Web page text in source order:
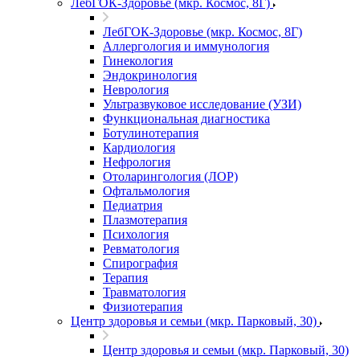
ЛебГОК-Здоровье (мкр. Космос, 8Г)
ЛебГОК-Здоровье (мкр. Космос, 8Г)
Аллергология и иммунология
Гинекология
Эндокринология
Неврология
Ультразвуковое исследование (УЗИ)
Функциональная диагностика
Ботулинотерапия
Кардиология
Нефрология
Отоларингология (ЛОР)
Офтальмология
Педиатрия
Плазмотерапия
Психология
Ревматология
Спирография
Терапия
Травматология
Физиотерапия
Центр здоровья и семьи (мкр. Парковый, 30)
Центр здоровья и семьи (мкр. Парковый, 30)